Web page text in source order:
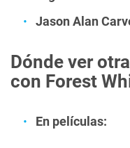
Jason Alan
Dónde ver
con Forest
En películas: